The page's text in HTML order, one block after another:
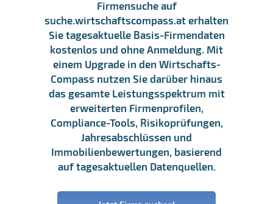
Firmensuche auf
suche.wirtschaftscompass.at erhalten
Sie tagesaktuelle Basis-Firmendaten
kostenlos und ohne Anmeldung. Mit
einem Upgrade in den Wirtschafts-
Compass nutzen Sie darüber hinaus
das gesamte Leistungsspektrum mit
erweiterten Firmenprofilen,
Compliance-Tools, Risikoprüfungen,
Jahresabschlüssen und
Immobilienbewertungen, basierend
auf tagesaktuellen Datenquellen.